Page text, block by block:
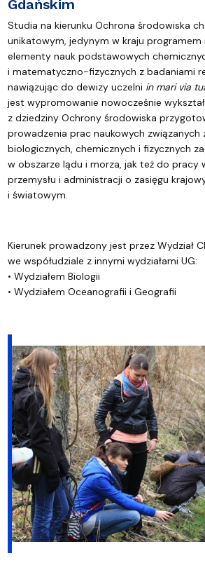
Gdańskim
Studia na kierunku Ochrona środowiska
unikatowym, jedynym w kraju programem
elementy nauk podstawowych
i matematyczno-fizycznych z badaniami
nawiązując do dewizy uczelni in mari via
jest wypromowanie nowocześnie
z dziedziny Ochrony środowiska
prowadzenia prac naukowych związanych
biologicznych, chemicznych i fizycznych
w obszarze lądu i morza, jak też do pracy
przemysłu i administracji o zasięgu
i światowym.
Kierunek prowadzony jest przez Wydział
we współudziale z innymi wydziałami UG:
• Wydziałem Biologii
• Wydziałem Oceanografii i Geografii